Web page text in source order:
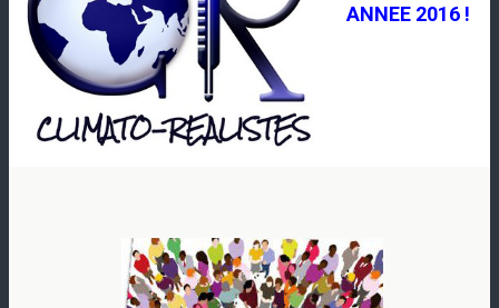
ANNEE 2016 !